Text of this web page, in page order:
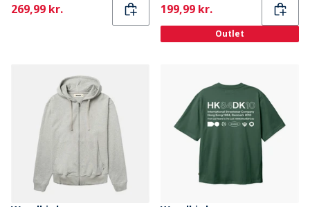
Current
269,99 kr. Current
199,99 kr.
Outlet